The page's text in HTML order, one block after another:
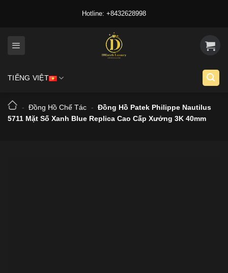
Hotline: +8432628998
TIẾNG VIỆT
- Đồng Hồ Chế Tác - Đồng Hồ Patek Philippe Nautilus
5711 Mặt Số Xanh Blue Replica Cao Cấp Xưởng 3K 40mm